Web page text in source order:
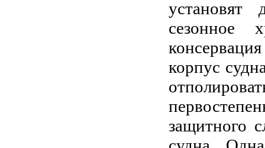
установят
сезонное
корпус
защитного